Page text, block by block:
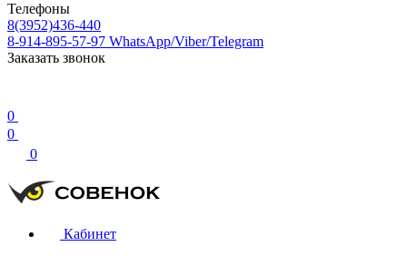
Телефоны
8(3952)436-440
8-914-895-57-97 WhatsApp/Viber/Telegram
Заказать звонок
0
0
0
Кабинет